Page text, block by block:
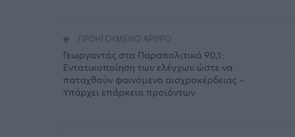
ΠΡΟΗΓΟΎΜΕΝΟ ΆΡΘΡΟ
Γεωργαντάς στα Παραπολιτικά 90,1:
Εντατικοποίηση των ελέγχων ώστε να
παταχθούν φαινόμενα αισχροκέρδειας –
Υπάρχει επάρκεια προϊόντων